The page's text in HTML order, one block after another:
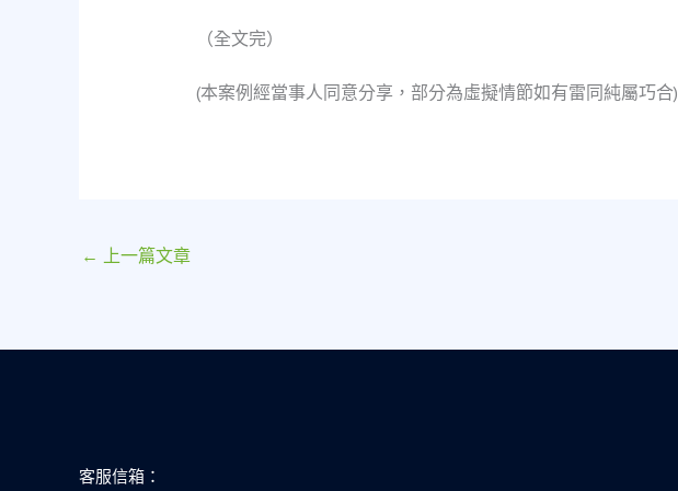
（全文完）
(本案例經當事人同意分享，部分為虛擬情節如有雷同純屬巧合)
← 上一篇文章
客服信箱：